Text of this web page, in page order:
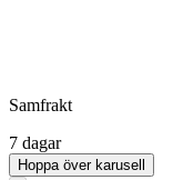
Samfrakt
7 dagar
Hoppa över karusell